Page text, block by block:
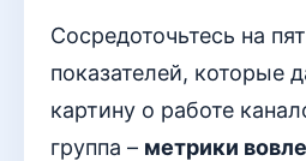
Сосредоточьтесь на
показателей, которые
картину о работе
группа – метрики